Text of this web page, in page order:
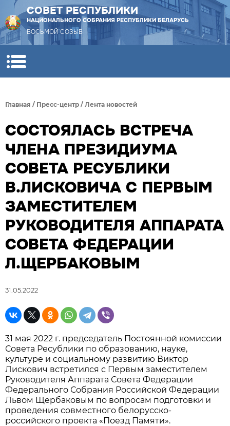
СОВЕТ РЕСПУБЛИКИ
НАЦИОНАЛЬНОГО СОБРАНИЯ РЕСПУБЛИКИ БЕЛАРУСЬ
ВОСЬМОЙ СОЗЫВ
Главная / Пресс-центр / Лента новостей
СОСТОЯЛАСЬ ВСТРЕЧА
ЧЛЕНА ПРЕЗИДИУМА
СОВЕТА РЕСУБЛИКИ
В.ЛИСКОВИЧА С ПЕРВЫМ
ЗАМЕСТИТЕЛЕМ
РУКОВОДИТЕЛЯ АППАРАТА
СОВЕТА ФЕДЕРАЦИИ
Л.ЩЕРБАКОВЫМ
31.05.2022
31 мая 2022 г. председатель Постоянной комиссии
Совета Ресублики по образованию, науке,
культуре и социальному развитию Виктор
Лискович встретился с Первым заместителем
Руководителя Аппарата Совета Федерации
Федерального Собрания Российской Федерации
Львом Щербаковым по вопросам подготовки и
проведения совместного белорусско-
российского проекта «Поезд Памяти».